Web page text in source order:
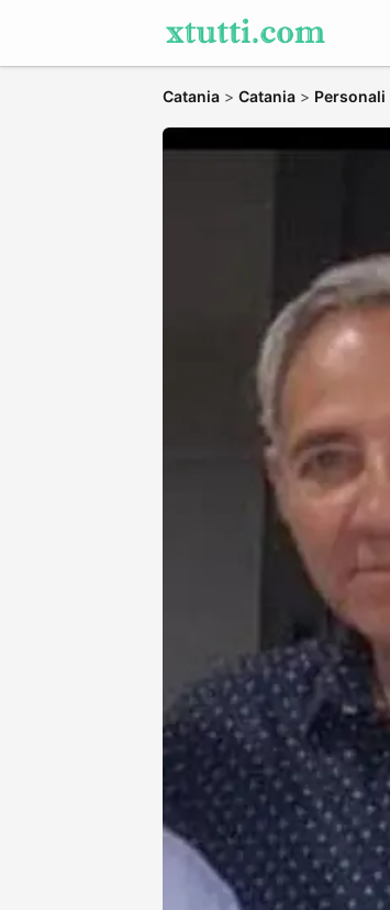
Catania > Catania > Personali